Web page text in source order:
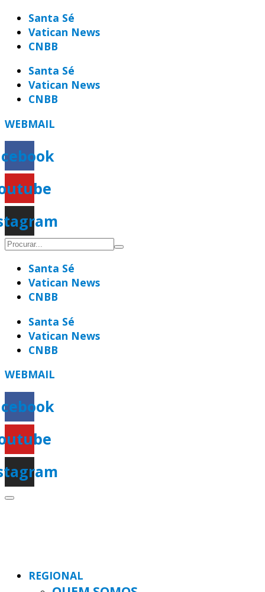
para
Santa Sé
Vatican News
CNBB
Santa Sé
Vatican News
CNBB
WEBMAIL
Santa Sé
Vatican News
CNBB
Santa Sé
Vatican News
CNBB
WEBMAIL
REGIONAL